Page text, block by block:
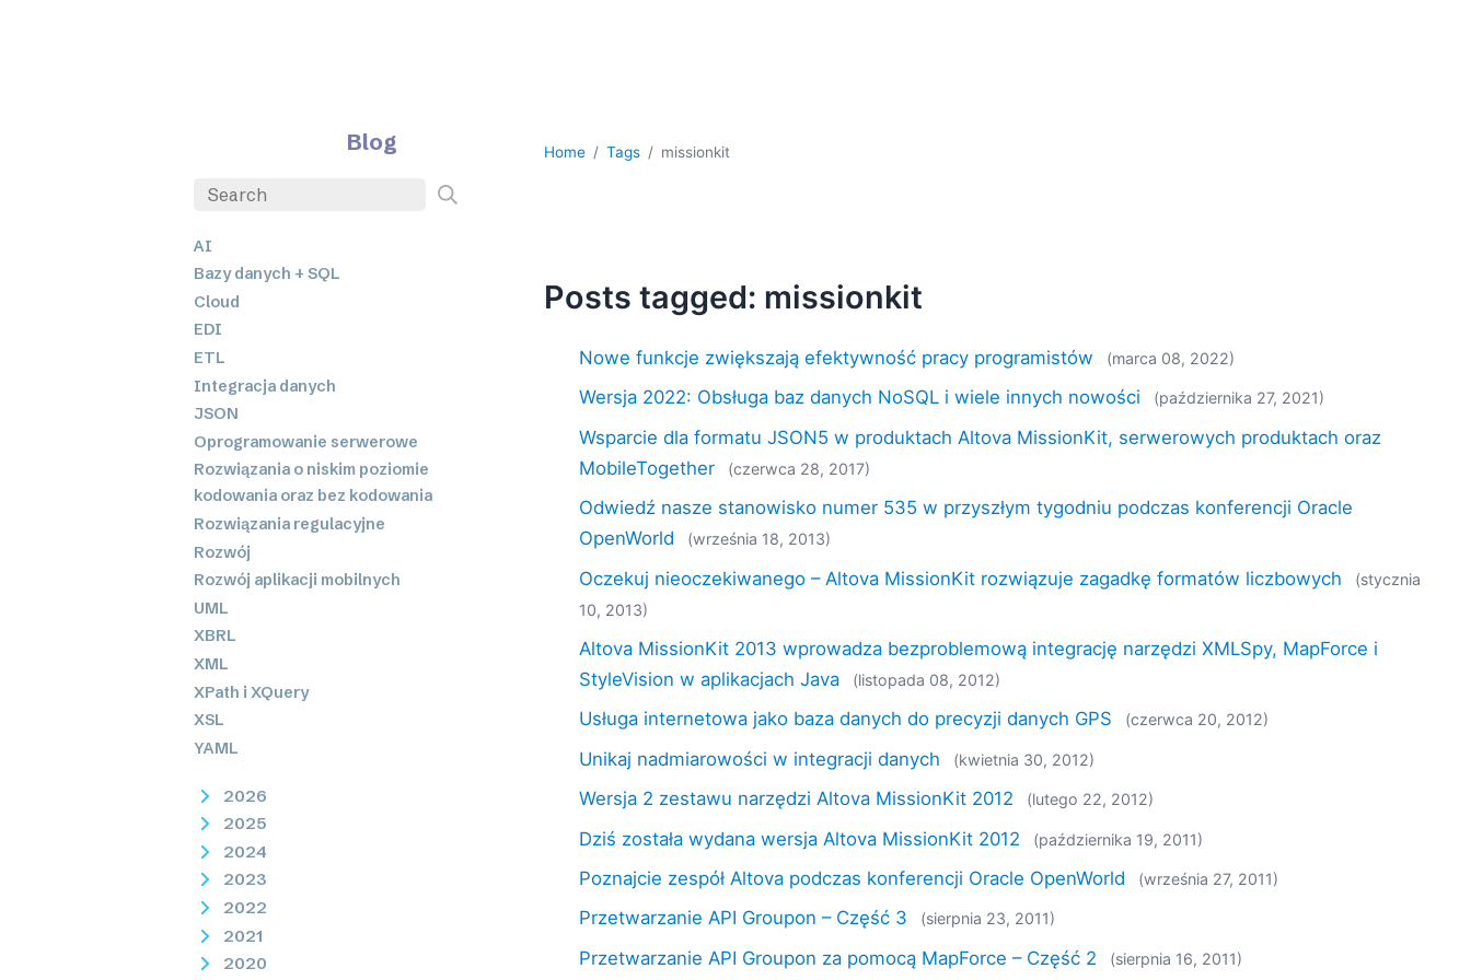
Blog
AI
Bazy danych + SQL
Cloud
EDI
ETL
Integracja danych
JSON
Oprogramowanie serwerowe
Rozwiązania o niskim poziomie
kodowania oraz bez kodowania
Rozwiązania regulacyjne
Rozwój
Rozwój aplikacji mobilnych
UML
XBRL
XML
XPath i XQuery
XSL
YAML
2026
2025
2024
2023
2022
2021
2020
Home Tags missionkit
Posts tagged: missionkit
Nowe funkcje zwiększają efektywność pracy programistów (marca 08, 2022)
Wersja 2022: Obsługa baz danych NoSQL i wiele innych nowości (października 27, 2021)
Wsparcie dla formatu JSON5 w produktach Altova MissionKit, serwerowych produktach oraz
MobileTogether
(czerwca 28, 2017)
Odwiedź nasze stanowisko numer 535 w przyszłym tygodniu podczas konferencji Oracle
OpenWorld
(września 18, 2013)
Oczekuj nieoczekiwanego – Altova MissionKit rozwiązuje zagadkę formatów liczbowych
(stycznia
10, 2013)
Altova MissionKit 2013 wprowadza bezproblemową integrację narzędzi XMLSpy, MapForce i
StyleVision w aplikacjach Java
(listopada 08, 2012)
Usługa internetowa jako baza danych do precyzji danych GPS (czerwca 20, 2012)
Unikaj nadmiarowości w integracji danych (kwietnia 30, 2012)
Wersja 2 zestawu narzędzi Altova MissionKit 2012 (lutego 22, 2012)
Dziś została wydana wersja Altova MissionKit 2012 (października 19, 2011)
Poznajcie zespół Altova podczas konferencji Oracle OpenWorld (września 27, 2011)
Przetwarzanie API Groupon – Część 3 (sierpnia 23, 2011)
Przetwarzanie API Groupon za pomocą MapForce – Część 2 (sierpnia 16, 2011)